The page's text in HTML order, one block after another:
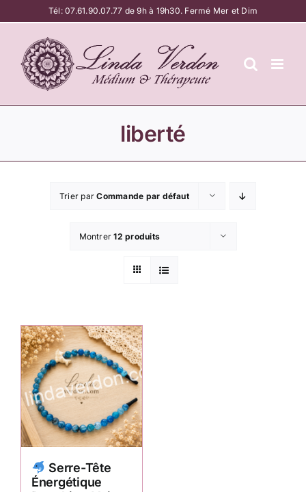
au
contenu
Tél:07.61.90.07.77 de 9h à 19h30. Fermé Mer et Dim
liberté
Trier parCommande par défaut
Montrer12 produits
Serre-Tête
Énergétique